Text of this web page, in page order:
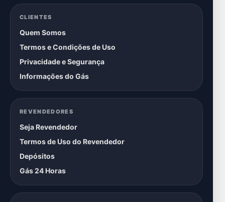
CLIENTES
Quem Somos
Termos e Condições de Uso
Privacidade e Segurança
Informações do Gás
REVENDEDORES
Seja Revendedor
Termos de Uso do Revendedor
Depósitos
Gás 24 Horas